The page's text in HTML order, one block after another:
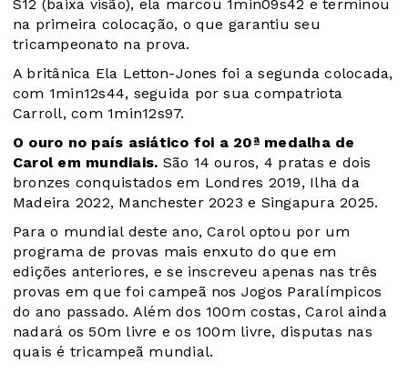
S12 (baixa visão), ela marcou 1min09s42 e terminou
na primeira colocação, o que garantiu seu
tricampeonato na prova.
A britânica Ela Letton-Jones foi a segunda colocada,
com 1min12s44, seguida por sua compatriota
Carroll, com 1min12s97.
O ouro no país asiático foi a 20ª medalha de
Carol em mundiais. São 14 ouros, 4 pratas e dois
bronzes conquistados em Londres 2019, Ilha da
Madeira 2022, Manchester 2023 e Singapura 2025.
Para o mundial deste ano, Carol optou por um
programa de provas mais enxuto do que em
edições anteriores, e se inscreveu apenas nas três
provas em que foi campeã nos Jogos Paralímpicos
do ano passado. Além dos 100m costas, Carol ainda
nadará os 50m livre e os 100m livre, disputas nas
quais é tricampeã mundial.